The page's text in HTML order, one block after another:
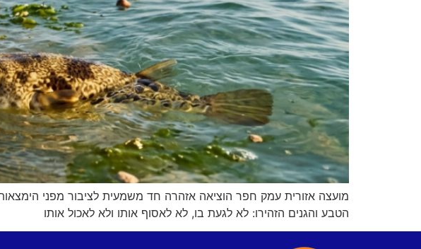
מועצה אזורית עמק חפר הוציאה אזהרה חד משמעית לציבור מפני
הטבע והגנים הזהירו: לא לגעת בו, לא לאסוף אותו ולא לאכול אותו